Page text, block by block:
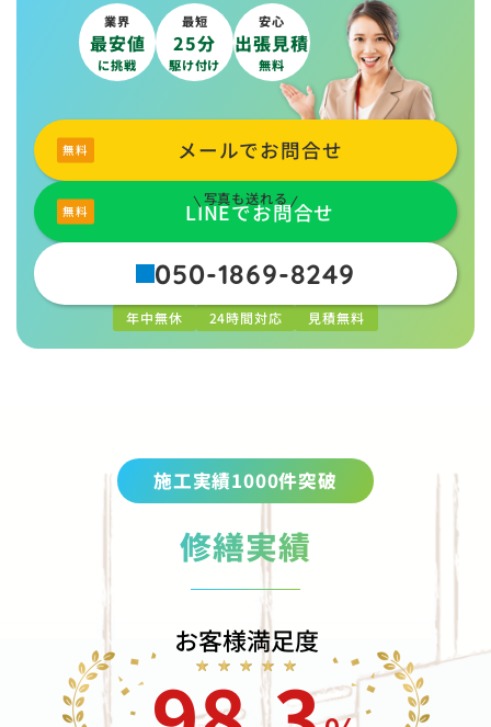
業界
最安値
に挑戦
最短
25分
駆け付け
安心
出張見積
無料
メールでお問合せ
写真も送れる
LINEでお問合せ
050-1869-8249
年中無休 24時間対応 見積無料
施工実績1000件突破
修繕実績